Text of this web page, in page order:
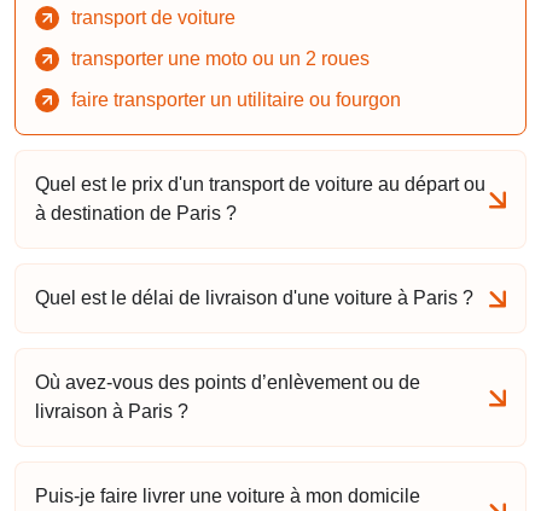
transport de voiture
transporter une moto ou un 2 roues
faire transporter un utilitaire ou fourgon
Quel est le prix d'un transport de voiture au départ ou
à destination de Paris ?
Quel est le délai de livraison d'une voiture à Paris ?
Où avez-vous des points d’enlèvement ou de
livraison à Paris ?
Puis-je faire livrer une voiture à mon domicile